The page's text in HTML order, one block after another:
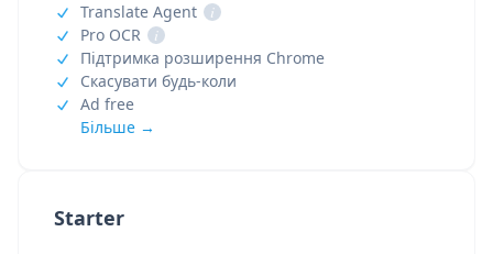
Starter
Translate Agent
i
Pro OCR
i
Підтримка розширення Chrome
Скасувати будь-коли
Ad free
Більше →